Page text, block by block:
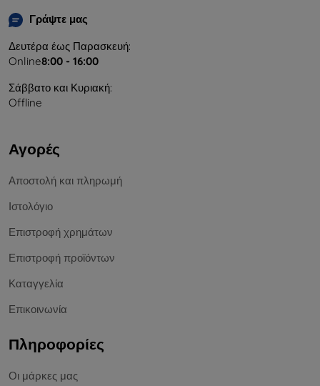
Γράψτε μας
Δευτέρα έως Παρασκευή:
Online8:00 - 16:00
Σάββατο και Κυριακή:
Offline
Αγορές
Αποστολή και πληρωμή
Ιστολόγιο
Επιστροφή χρημάτων
Επιστροφή προϊόντων
Καταγγελία
Επικοινωνία
Πληροφορίες
Οι μάρκες μας